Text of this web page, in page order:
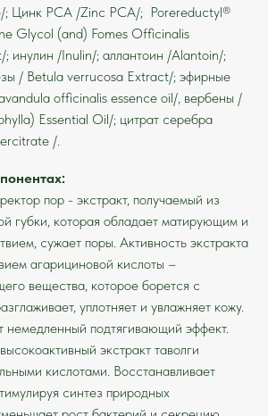
; Цинк PCA /Zinc РСА/; Porereductyl®
Glycol (and) Fomes Officinalis
инулин /Inulin/; аллантоин /Alantoin/;
/ Betula verrucosa Extract/; эфирные
officinalis essence oil/, вербены /
Essential Oil/; цитрат серебра
/.
пор - экстракт, получаемый из
губки, которая обладает матирующим и
сужает поры. Активность экстракта
агарициновой кислоты –
вещества, которое борется с
уплотняет и увлажняет кожу.
немедленный подтягивающий эффект.
экстракт таволги
кислотами. Восстанавливает
синтез природных